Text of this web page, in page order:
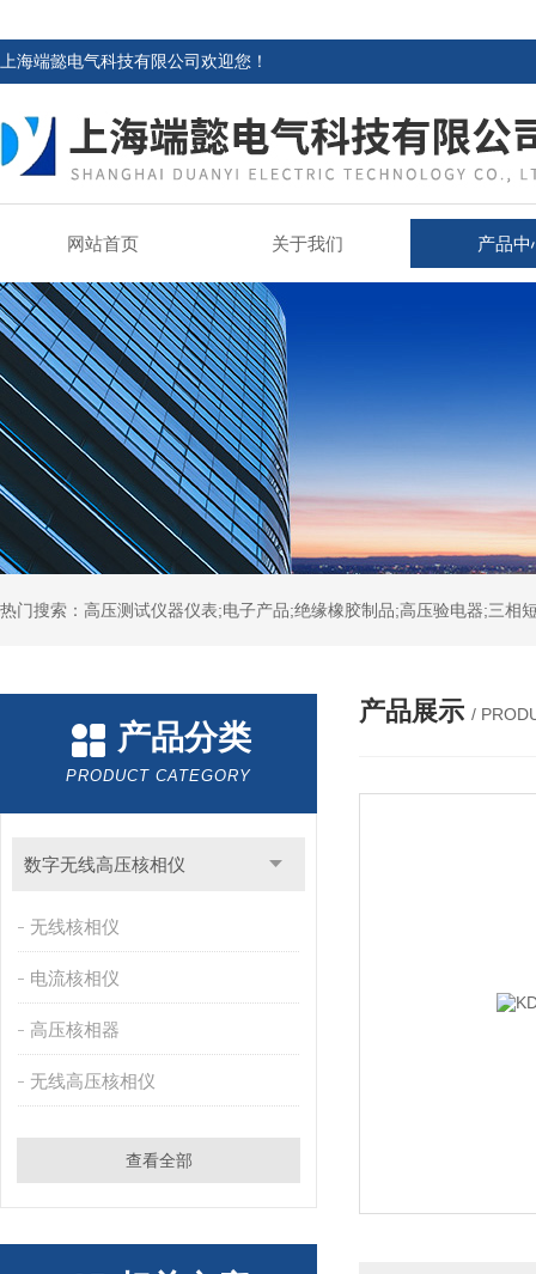
上海端懿电气科技有限公司欢迎您！
网站首页 关于我们 产品中
热门搜索：高压测试仪器仪表;电子产品;绝缘橡胶制品;高压验电器;三
产品分类
PRODUCT CATEGORY
数字无线高压核相仪
无线核相仪
电流核相仪
高压核相器
无线高压核相仪
查看全部
产品展示 /